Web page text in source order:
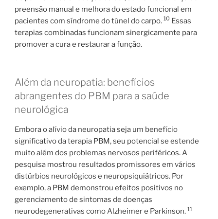
preensão manual e melhora do estado funcional em
pacientes com síndrome do túnel do carpo. 10 Essas
terapias combinadas funcionam sinergicamente para
promover a cura e restaurar a função.
Além da neuropatia: benefícios
abrangentes do PBM para a saúde
neurológica
Embora o alívio da neuropatia seja um benefício
significativo da terapia PBM, seu potencial se estende
muito além dos problemas nervosos periféricos. A
pesquisa mostrou resultados promissores em vários
distúrbios neurológicos e neuropsiquiátricos. Por
exemplo, a PBM demonstrou efeitos positivos no
gerenciamento de sintomas de doenças
neurodegenerativas como Alzheimer e Parkinson. 11